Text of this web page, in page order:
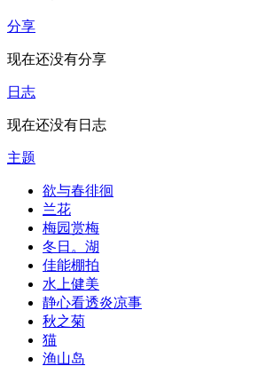
分享
现在还没有分享
日志
现在还没有日志
主题
欲与春徘徊
兰花
梅园赏梅
冬日。湖
佳能棚拍
水上健美
静心看透炎凉事
秋之菊
猫
渔山岛